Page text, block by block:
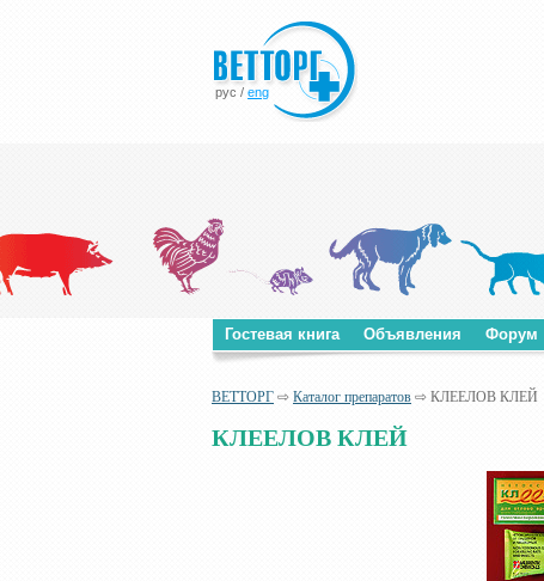
рус / eng
Гостевая книга Объявления Форум
ВЕТТОРГ ⇨ Каталог препаратов ⇨ КЛЕЕЛОВ КЛЕЙ
КЛЕЕЛОВ КЛЕЙ